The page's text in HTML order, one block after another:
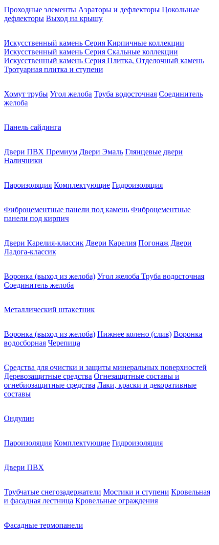
Проходные элементы Аэраторы и дефлекторы Цокольные
дефлекторы Выход на крышу
Искусственный камень Серия Кирпичные коллекции
Искусственный камень Серия Скальные коллекции
Искусственный камень Серия Плитка, Отделочный камень
Тротуарная плитка и ступени
Хомут трубы Угол желоба Труба водосточная Соединитель
желоба
Панель сайдинга
Двери ПВХ Премиум Двери Эмаль Глянцевые двери
Наличники
Пароизоляция Комплектующие Гидроизоляция
Фиброцементные панели под камень Фиброцементные
панели под кирпич
Двери Карелия-классик Двери Карелия Погонаж Двери
Ладога-классик
Воронка (выход из желоба) Угол желоба Труба водосточная
Соединитель желоба
Металлический штакетник
Воронка (выход из желоба) Нижнее колено (слив) Воронка
водосборная Черепица
Средства для очистки и защиты минеральных поверхностей
Деревозащитные средства Огнезащитные составы и
огнебиозащитные средства Лаки, краски и декоративные
составы
Ондулин
Пароизоляция Комплектующие Гидроизоляция
Двери ПВХ
Трубчатые снегозадержатели Мостики и ступени Кровельная
и фасадная лестница Кровельные ограждения
Фасадные термопанели